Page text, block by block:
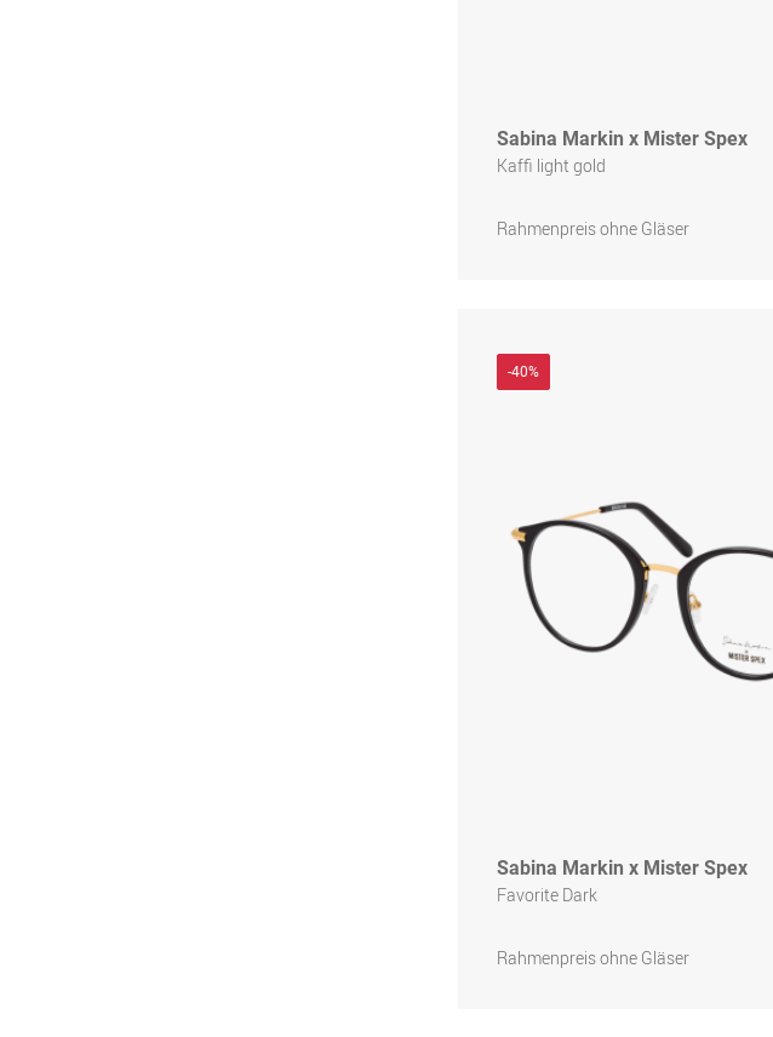
Sabina Markin x Mister Spex
Kaffi light gold
Rahmenpreis ohne Gläser
-40%
Sabina Markin x Mister Spex
Favorite Dark
Rahmenpreis ohne Gläser